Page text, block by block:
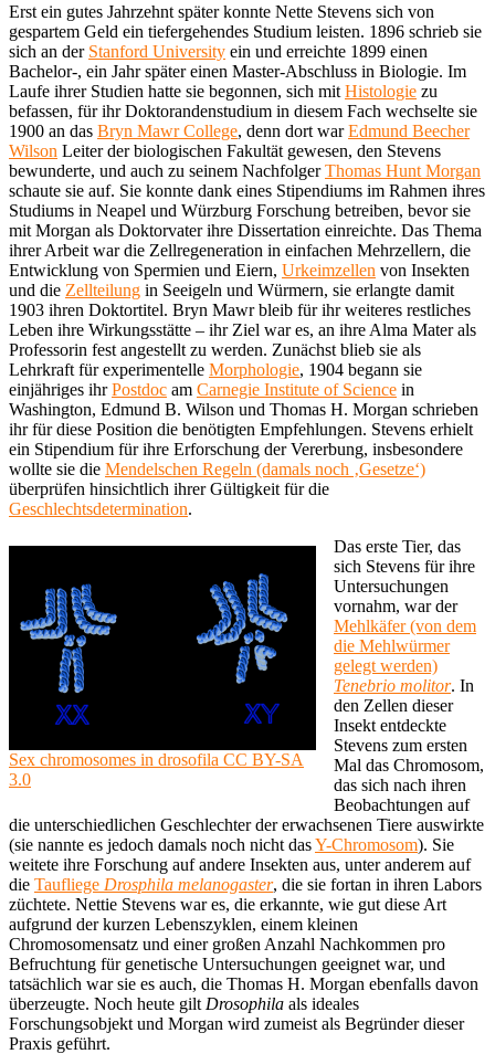
Erst ein gutes Jahrzehnt später konnte Nette Stevens sich von
gespartem Geld ein tiefergehendes Studium leisten. 1896 schrieb sie
sich an der Stanford University ein und erreichte 1899 einen
Bachelor-, ein Jahr später einen Master-Abschluss in Biologie. Im
Laufe ihrer Studien hatte sie begonnen, sich mit Histologie zu
befassen, für ihr Doktorandenstudium in diesem Fach wechselte sie
1900 an das Bryn Mawr College, denn dort warEdmund Beecher
Wilson Leiter der biologischen Fakultät gewesen, den Stevens
bewunderte, und auch zu seinem NachfolgerThomas Hunt Morgan
schaute sie auf. Sie konnte dank eines Stipendiums im Rahmen ihres
Studiums in Neapel und Würzburg Forschung betreiben, bevor sie
mit Morgan als Doktorvater ihre Dissertation einreichte. Das Thema
ihrer Arbeit war die Zellregeneration in einfachen Mehrzellern, die
Entwicklung von Spermien und Eiern, Urkeimzellen von Insekten
und die Zellteilung in Seeigeln und Würmern, sie erlangte damit
1903 ihren Doktortitel. Bryn Mawr bleib für ihr weiteres restliches
Leben ihre Wirkungsstätte – ihr Ziel war es, an ihre Alma Mater als
Professorin fest angestellt zu werden. Zunächst blieb sie als
Lehrkraft für experimentelle Morphologie, 1904 begann sie
einjähriges ihrPostdoc am Carnegie Institute of Science in
Washington, Edmund B. Wilson und Thomas H. Morgan schrieben
ihr für diese Position die benötigten Empfehlungen. Stevens erhielt
ein Stipendium für ihre Erforschung der Vererbung, insbesondere
wollte sie die Mendelschen Regeln (damals noch ‚Gesetze‘)
überprüfen hinsichtlich ihrer Gültigkeit für die
Geschlechtsdetermination.
Sex chromosomes in drosofila CC BY-SA
3.0
Das erste Tier, das
sich Stevens für ihre
Untersuchungen
vornahm, war der
Mehlkäfer (von dem
die Mehlwürmer
gelegt werden)
Tenebrio molitor. In
den Zellen dieser
Insekt entdeckte
Stevens zum ersten
Mal das Chromosom,
das sich nach ihren
Beobachtungen auf
die unterschiedlichen Geschlechter der erwachsenen Tiere auswirkte
(sie nannte es jedoch damals noch nicht dasY-Chromosom). Sie
weitete ihre Forschung auf andere Insekten aus, unter anderem auf
die Taufliege Drosphila melanogaster, die sie fortan in ihren Labors
züchtete. Nettie Stevens war es, die erkannte, wie gut diese Art
aufgrund der kurzen Lebenszyklen, einem kleinen
Chromosomensatz und einer großen Anzahl Nachkommen pro
Befruchtung für genetische Untersuchungen geeignet war, und
tatsächlich war sie es auch, die Thomas H. Morgan ebenfalls davon
überzeugte. Noch heute gilt Drosophila als ideales
Forschungsobjekt und Morgan wird zumeist als Begründer dieser
Praxis geführt.